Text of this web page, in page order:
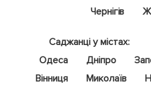
Чернігів
Саджанці у містах:
Одеса
Дніпро
Вінниця
Миколаїв